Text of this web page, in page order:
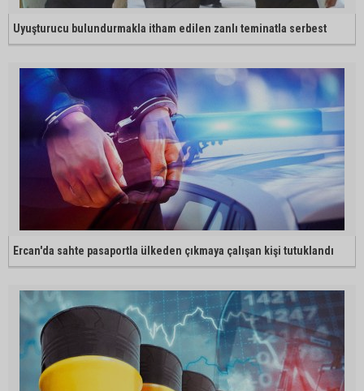
Uyuşturucu bulundurmakla itham edilen zanlı teminatla serbest
Ercan'da sahte pasaportla ülkeden çıkmaya çalışan kişi tutuklandı